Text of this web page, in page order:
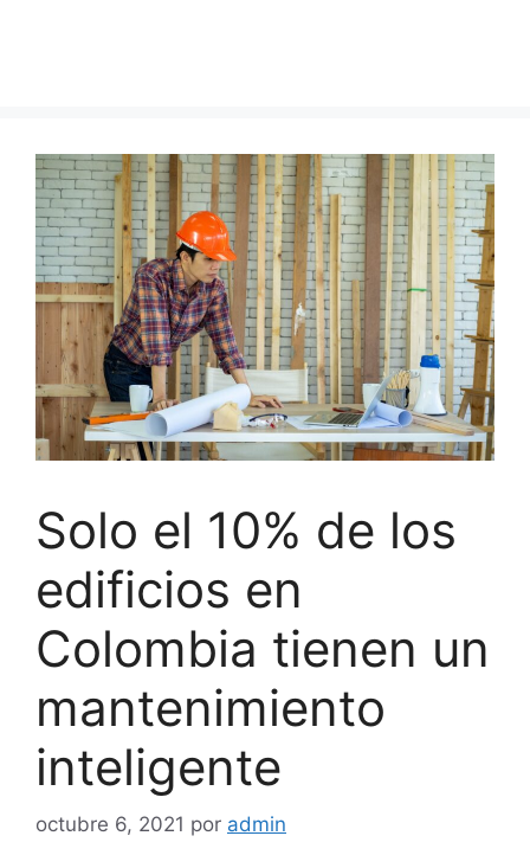
Solo el 10% de los
edificios en
Colombia tienen un
mantenimiento
inteligente
octubre 6, 2021 por admin